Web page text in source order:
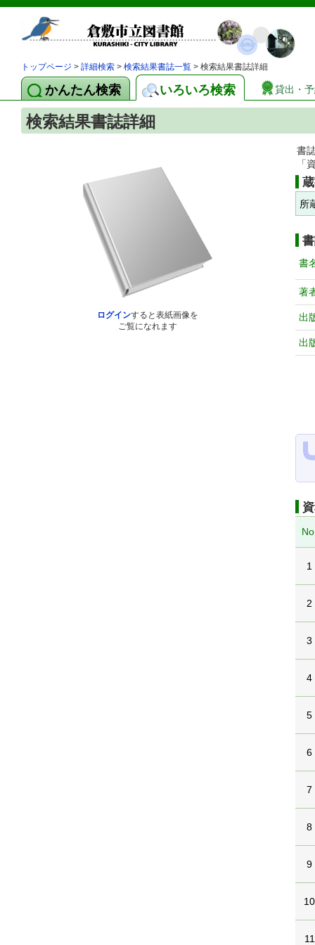
トップページ > 詳細検索 > 検索結果書誌一覧 > 検索結果書誌詳細
かんたん検索 いろいろ検索 貸出・
検索結果書誌詳細
ログインすると表紙画像を
ご覧になれます
書
「
所
書
著
出
出
1
2
3
4
5
6
7
8
9
10
11